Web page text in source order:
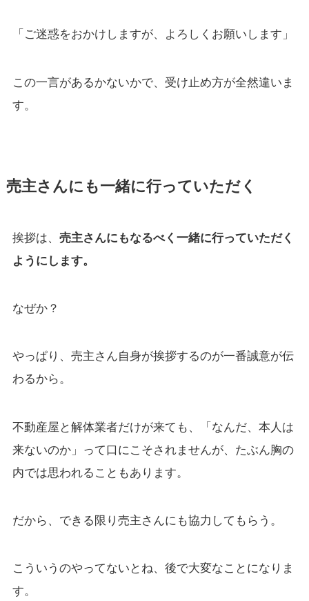
「ご迷惑をおかけしますが、よろしくお願いします」
この一言があるかないかで、受け止め方が全然違いま
す。
売主さんにも一緒に行っていただく
挨拶は、 売主さんにもなるべく一緒に行っていただく
ようにします。
なぜか？
やっぱり、売主さん自身が挨拶するのが一番誠意が伝
わるから。
不動産屋と解体業者だけが来ても、「なんだ、本人は
来ないのか」って口にこそされませんが、たぶん胸の
内では思われることもあります。
だから、できる限り売主さんにも協力してもらう。
こういうのやってないとね、後で大変なことになりま
す。